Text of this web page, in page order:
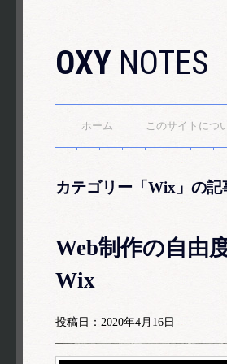
OXY NOTES
ホーム このサイトにつ
カテゴリー「Wix」の記
Web制作の自由
Wix
投稿日：2020年4月16日